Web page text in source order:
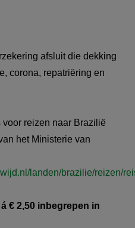
afsluit die dekking
corona, repatriëring en
voor reizen naar Brazilië
het Ministerie van
landen/brazilie/reizen/
€ 2,50 inbegrepen in